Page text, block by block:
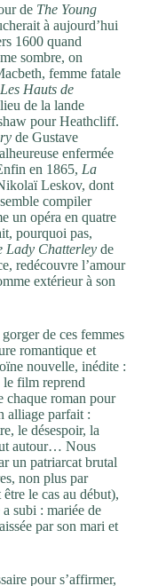
de The Young
à aujourd’hui
1600 quand
sombre, on
femme fatale
Les Hauts de
de la lande
pour Heathcliff.
de Gustave
enfermée
en 1865, La
Leskov, dont
compiler
un opéra en quatre
pourquoi pas,
Lady Chatterley de
redécouvre l’amour
extérieur à son
de ces femmes
romantique et
nouvelle, inédite :
le film reprend
chaque roman pour
alliage parfait :
le désespoir, la
autour… Nous
un patriarcat brutal
non plus par
le cas au début),
subi : mariée de
par son mari et
pour s’affirmer,